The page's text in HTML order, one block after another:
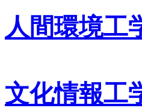
人間環境工
文化情報工